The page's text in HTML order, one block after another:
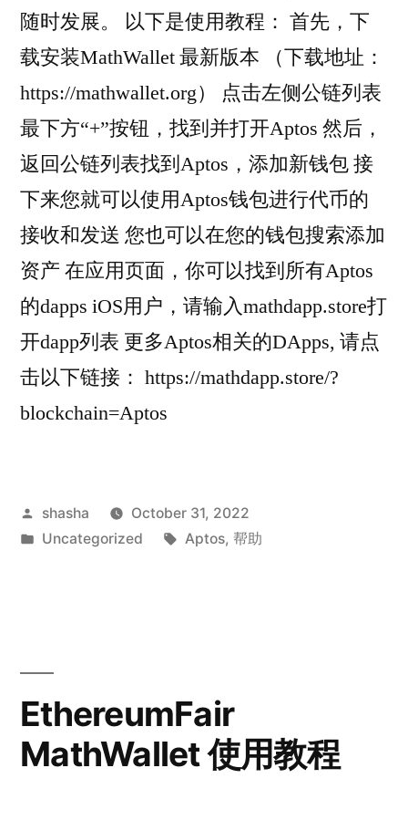
随时发展。 以下是使用教程： 首先，下
载安装MathWallet 最新版本 （下载地址：
https://mathwallet.org） 点击左侧公链列表
最下方“+”按钮，找到并打开Aptos 然后，
返回公链列表找到Aptos，添加新钱包 接
下来您就可以使用Aptos钱包进行代币的
接收和发送 您也可以在您的钱包搜索添加
资产 在应用页面，你可以找到所有Aptos
的dapps iOS用户，请输入mathdapp.store打
开dapp列表 更多Aptos相关的DApps, 请点
击以下链接： https://mathdapp.store/?
blockchain=Aptos
Posted
by
shasha
October 31, 2022
Posted
Uncategorized Tags:
Aptos, 帮助
EthereumFair
MathWallet 使用教程